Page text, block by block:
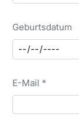
Geburtsdatum
E-Mail *